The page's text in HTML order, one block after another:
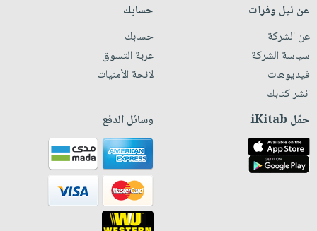
عن نيل وفرات
عن الشركة
سياسة الشركة
فيديوهات
انشر كتابك
حسابك
حسابك
عربة التسوق
لائحة الأمنيات
حمّل iKitab وسائل الدفع